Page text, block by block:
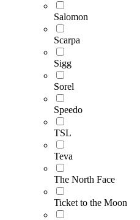
Salomon
Scarpa
Sigg
Sorel
Speedo
TSL
Teva
The North Face
Ticket to the Moon